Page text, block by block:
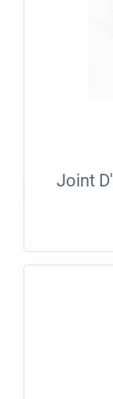
Joint